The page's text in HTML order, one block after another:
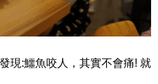
現:鱷魚咬人，其實不會痛! 就